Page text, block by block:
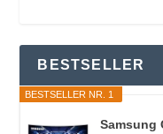
BESTSELLER
BESTSELLER NR. 1
Samsung